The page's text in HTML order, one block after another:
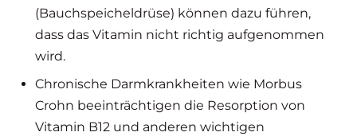
(Bauchspeicheldrüse) können dazu führen,
dass das Vitamin nicht richtig aufgenommen
wird.
Chronische Darmkrankheiten wie Morbus
Crohn beeinträchtigen die Resorption von
Vitamin B12 und anderen wichtigen